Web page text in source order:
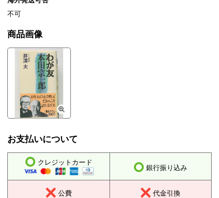
不可
商品画像
お支払いについて
クレジットカード
銀行振り込み
公費 代金引換